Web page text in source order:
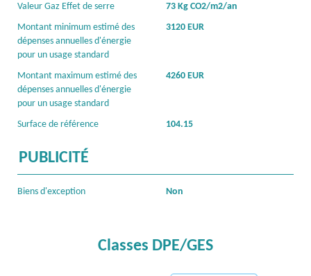
Valeur Gaz Effet de serre
73 Kg CO2/m2/an
Montant minimum estimé des
dépenses annuelles d'énergie
pour un usage standard
3120 EUR
Montant maximum estimé des
dépenses annuelles d'énergie
pour un usage standard
4260 EUR
Surface de référence 104.15
PUBLICITÉ
Biens d'exception Non
Classes DPE/GES